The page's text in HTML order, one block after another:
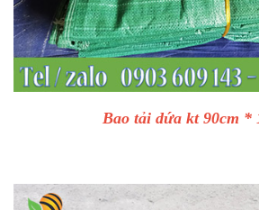
Bao tải dứa kt 90cm *